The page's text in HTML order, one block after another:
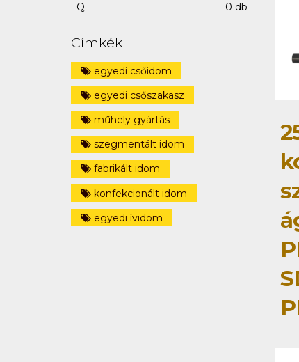
Q 0 db
Címkék
egyedi csőidom
egyedi csőszakasz
műhely gyártás
szegmentált idom
fabrikált idom
konfekcionált idom
egyedi ívidom